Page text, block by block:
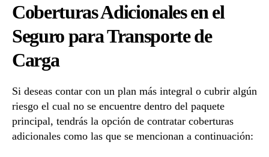
Coberturas Adicionales en el
Seguro para Transporte de
Carga
Si deseas contar con un plan más integral o cubrir algún
riesgo el cual no se encuentre dentro del paquete
principal, tendrás la opción de contratar coberturas
adicionales como las que se mencionan a continuación: